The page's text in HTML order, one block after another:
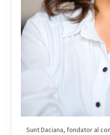
Sunt Daciana, fondator al